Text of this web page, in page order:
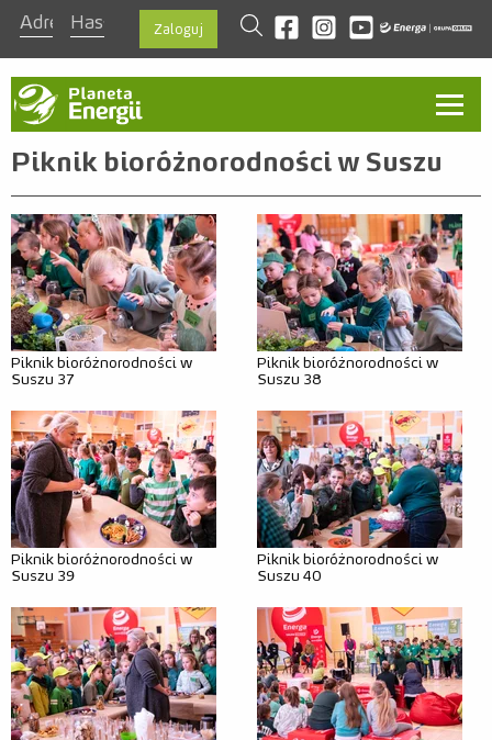
Zaloguj
szukajOdwiedź nas na facebook
Odwiedź nas na instagram
Odwiedź nas na
Aktualności
O programie
Ambasadorzy
Kontakt
Regulamin
Zasady
Nagrody
Szablon prezentacji
Dla mediów
Misja
Kraina prądu
Kraina odpadów
Nauczyciel
Piknik bioróżnorodności w Suszu
Piknik bioróżnorodności w
Suszu 37
Piknik bioróżnorodności w
Suszu 38
Piknik bioróżnorodności w
Suszu 39
Piknik bioróżnorodności w
Suszu 40